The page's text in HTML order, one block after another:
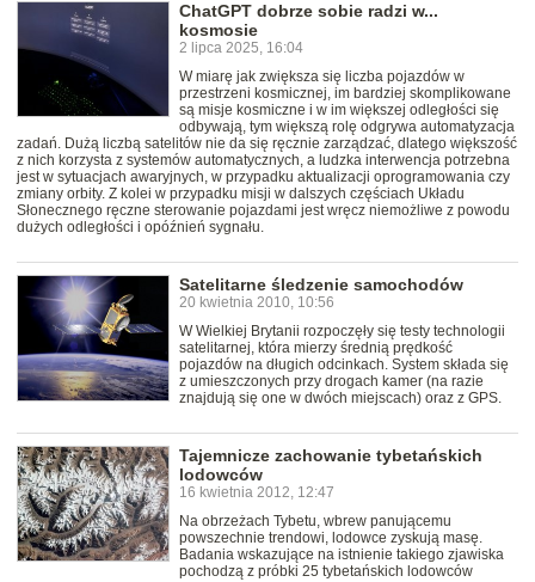
ChatGPT dobrze sobie radzi w...
kosmosie
2 lipca 2025, 16:04
W miarę jak zwiększa się liczba pojazdów w
przestrzeni kosmicznej, im bardziej skomplikowane
są misje kosmiczne i w im większej odległości się
odbywają, tym większą rolę odgrywa automatyzacja
zadań. Dużą liczbą satelitów nie da się ręcznie zarządzać, dlatego większość
z nich korzysta z systemów automatycznych, a ludzka interwencja potrzebna
jest w sytuacjach awaryjnych, w przypadku aktualizacji oprogramowania czy
zmiany orbity. Z kolei w przypadku misji w dalszych częściach Układu
Słonecznego ręczne sterowanie pojazdami jest wręcz niemożliwe z powodu
dużych odległości i opóźnień sygnału.
Satelitarne śledzenie samochodów
20 kwietnia 2010, 10:56
W Wielkiej Brytanii rozpoczęły się testy technologii
satelitarnej, która mierzy średnią prędkość
pojazdów na długich odcinkach. System składa się
z umieszczonych przy drogach kamer (na razie
znajdują się one w dwóch miejscach) oraz z GPS.
Tajemnicze zachowanie tybetańskich
lodowców
16 kwietnia 2012, 12:47
Na obrzeżach Tybetu, wbrew panującemu
powszechnie trendowi, lodowce zyskują masę.
Badania wskazujące na istnienie takiego zjawiska
pochodzą z próbki 25 tybetańskich lodowców